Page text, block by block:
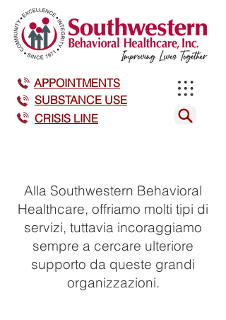
APPOINTMENTS
SUBSTANCE USE
CRISIS LINE
Alla Southwestern Behavioral
Healthcare, offriamo molti tipi di
servizi, tuttavia incoraggiamo
sempre a cercare ulteriore
supporto da queste grandi
organizzazioni.